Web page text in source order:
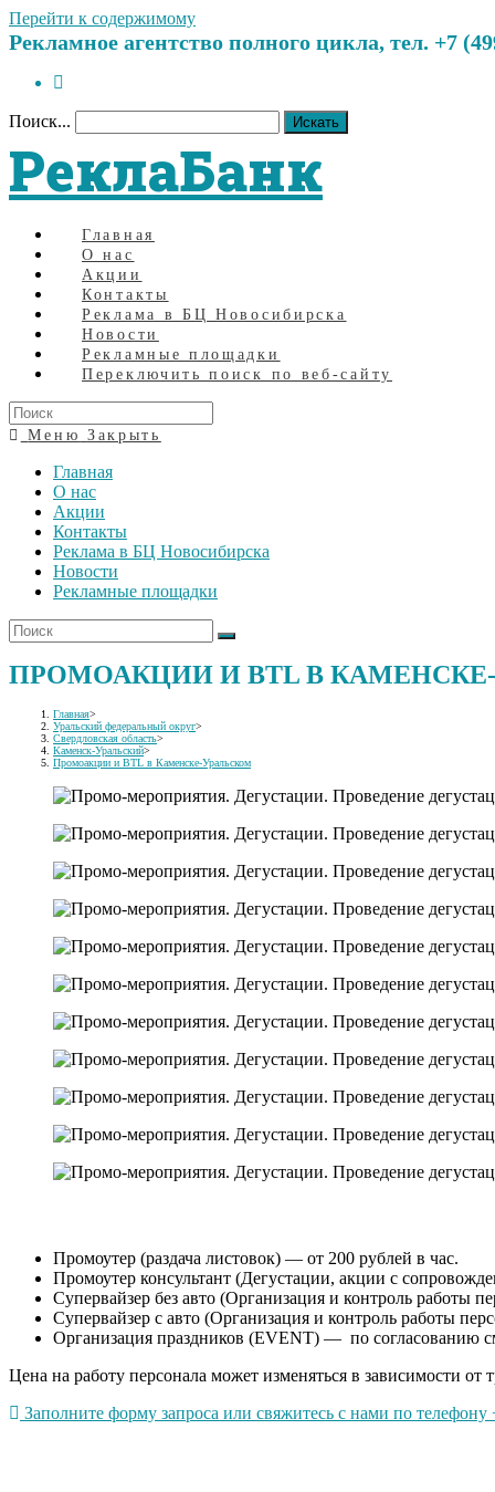
Перейти к содержимому
Рекламное агентство полного цикла, тел. +7
Поиск... Искать
РеклаБанк
Главная
О нас
Акции
Контакты
Реклама в БЦ Новосибирска
Новости
Рекламные площадки
Переключить поиск по веб-сайту
Меню Закрыть
Главная
О нас
Акции
Контакты
Реклама в БЦ Новосибирска
Новости
Рекламные площадки
ПРОМОАКЦИИ И BTL В
Главная>
Уральский федеральный округ>
Свердловская область>
Каменск-Уральский>
Промоакции и BTL в Каменске-Уральском
Промоутер (раздача листовок) — от 200 рублей в час.
Промоутер консультант (Дегустации, акции с
Супервайзер без авто (Организация и контроль работы
Супервайзер с авто (Организация и контроль работы
Организация праздников (EVENT) — по согласованию
Цена на работу персонала может изменяться в зависимости
Заполните форму запроса или свяжитесь с нами по